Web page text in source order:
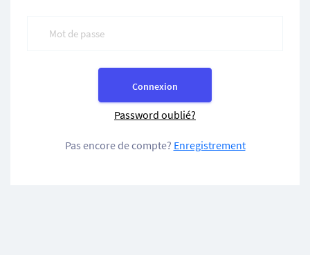
Connexion
Password oublié?
Pas encore de compte? Enregistrement